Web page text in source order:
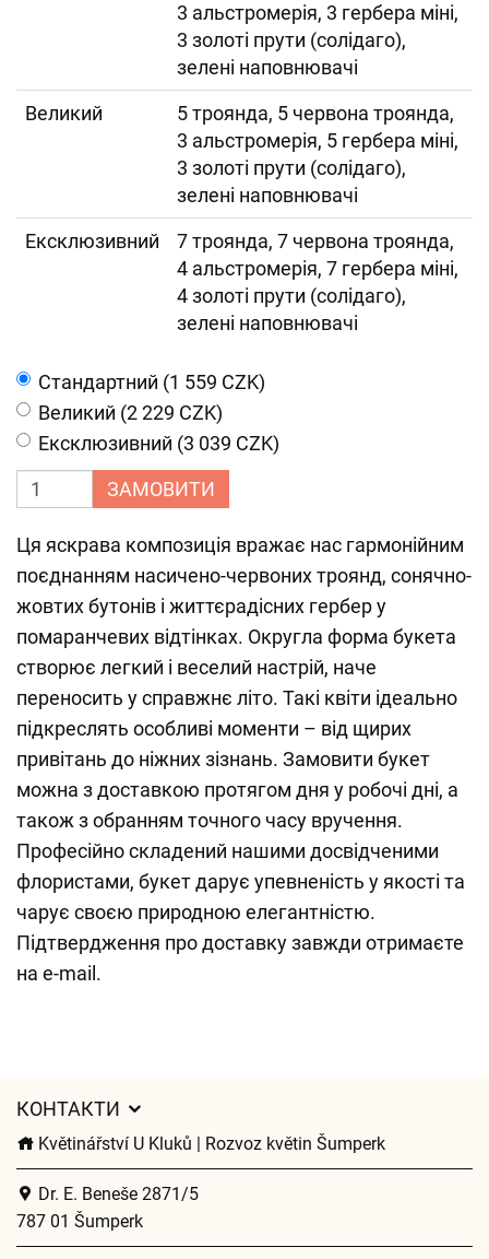
3 альстромерія, 3 гербера міні,
3 золоті прути (солідаго),
зелені наповнювачі
Великий
5 троянда, 5 червона троянда,
3 альстромерія, 5 гербера міні,
3 золоті прути (солідаго),
зелені наповнювачі
Ексклюзивний
7 троянда, 7 червона троянда,
4 альстромерія, 7 гербера міні,
4 золоті прути (солідаго),
зелені наповнювачі
Cтандартний (1 559 CZK)
Великий (2 229 CZK)
Ексклюзивний (3 039 CZK)
ЗАМОВИТИ
Ця яскрава композиція вражає нас гармонійним
поєднанням насичено-червоних троянд, сонячно-
жовтих бутонів і життєрадісних гербер у
помаранчевих відтінках. Округла форма букета
створює легкий і веселий настрій, наче
переносить у справжнє літо. Такі квіти ідеально
підкреслять особливі моменти – від щирих
привітань до ніжних зізнань. Замовити букет
можна з доставкою протягом дня у робочі дні, а
також з обранням точного часу вручення.
Професійно складений нашими досвідченими
флористами, букет дарує упевненість у якості та
чарує своєю природною елегантністю.
Підтвердження про доставку завжди отримаєте
на e-mail.
КОНТАКТИ
Květinářství U Kluků | Rozvoz květin Šumperk
Dr. E. Beneše 2871/5
787 01 Šumperk